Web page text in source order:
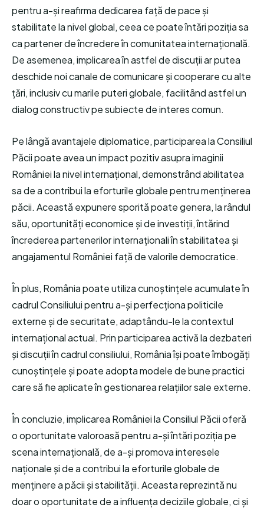
pentru a-și reafirma dedicarea față de pace și
stabilitate la nivel global, ceea ce poate întări poziția sa
ca partener de încredere în comunitatea internațională.
De asemenea, implicarea în astfel de discuții ar putea
deschide noi canale de comunicare și cooperare cu alte
țări, inclusiv cu marile puteri globale, facilitând astfel un
dialog constructiv pe subiecte de interes comun.
Pe lângă avantajele diplomatice, participarea la Consiliul
Păcii poate avea un impact pozitiv asupra imaginii
României la nivel internațional, demonstrând abilitatea
sa de a contribui la eforturile globale pentru menținerea
păcii. Această expunere sporită poate genera, la rândul
său, oportunități economice și de investiții, întărind
încrederea partenerilor internaționali în stabilitatea și
angajamentul României față de valorile democratice.
În plus, România poate utiliza cunoștințele acumulate în
cadrul Consiliului pentru a-și perfecționa politicile
externe și de securitate, adaptându-le la contextul
internațional actual. Prin participarea activă la dezbateri
și discuții în cadrul consiliului, România își poate îmbogăți
cunoștințele și poate adopta modele de bune practici
care să fie aplicate în gestionarea relațiilor sale externe.
În concluzie, implicarea României la Consiliul Păcii oferă
o oportunitate valoroasă pentru a-și întări poziția pe
scena internațională, de a-și promova interesele
naționale și de a contribui la eforturile globale de
menținere a păcii și stabilității. Aceasta reprezintă nu
doar o oportunitate de a influența deciziile globale, ci și